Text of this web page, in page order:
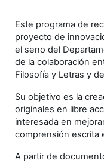
Este programa de
proyecto de
el seno del
de la colaboración
Filosofía y Letras y
Su objetivo es la
originales en libre
interesada en
comprensión escrita
A partir de